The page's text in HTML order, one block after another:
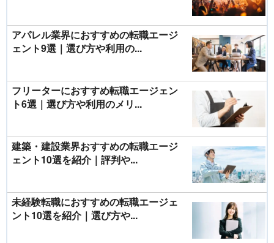
アパレル業界におすすめの転職エージ
ェント9選｜選び方や利用の...
フリーターにおすすめ転職エージェン
ト6選｜選び方や利用のメリ...
建築・建設業界おすすめの転職エージ
ェント10選を紹介｜評判や...
未経験転職におすすめの転職エージェ
ント10選を紹介｜選び方や...